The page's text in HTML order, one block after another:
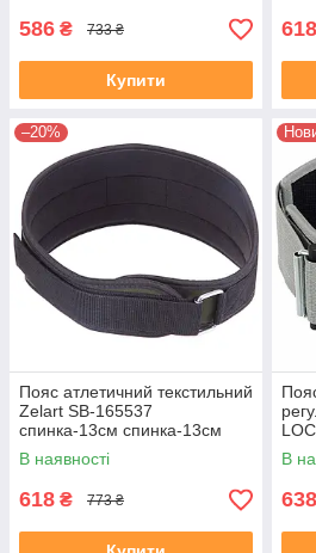
586 ₴ 733 ₴
Купити
618
–20%
Пояс атлетичний текстильний
Zelart SB-165537
спинка-13см спинка-13см
розмір-XS-XXL чорний-
оливковий
В наявності
618 ₴ 773 ₴
В
638